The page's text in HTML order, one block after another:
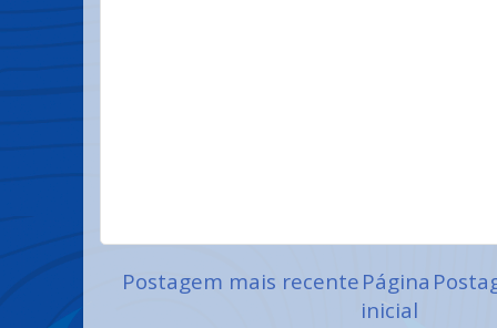
Postagem mais recentePágina
inicial